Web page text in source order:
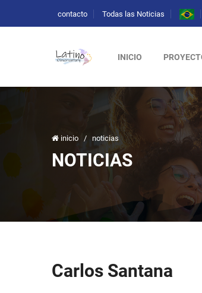
contacto Todas las Noticias
INICIO
inicio / noticias
NOTICIAS
Carlos Santana